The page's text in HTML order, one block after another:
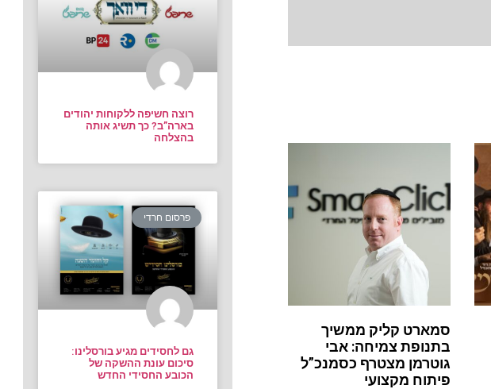
סמארט קליק ממשיך
בתנופת צמיחה: אבי
גוטרמן מצטרף כסמנכ”ל
פיתוח מקצועי
רוצה חשיפה ללקוחות יהודים
בארה”ב? כך תשיג אותה
בהצלחה
פרסום חרדי
גם לחסידים מגיע בורסלינו:
סיכום עונת ההשקה של
הכובע החסידי החדש